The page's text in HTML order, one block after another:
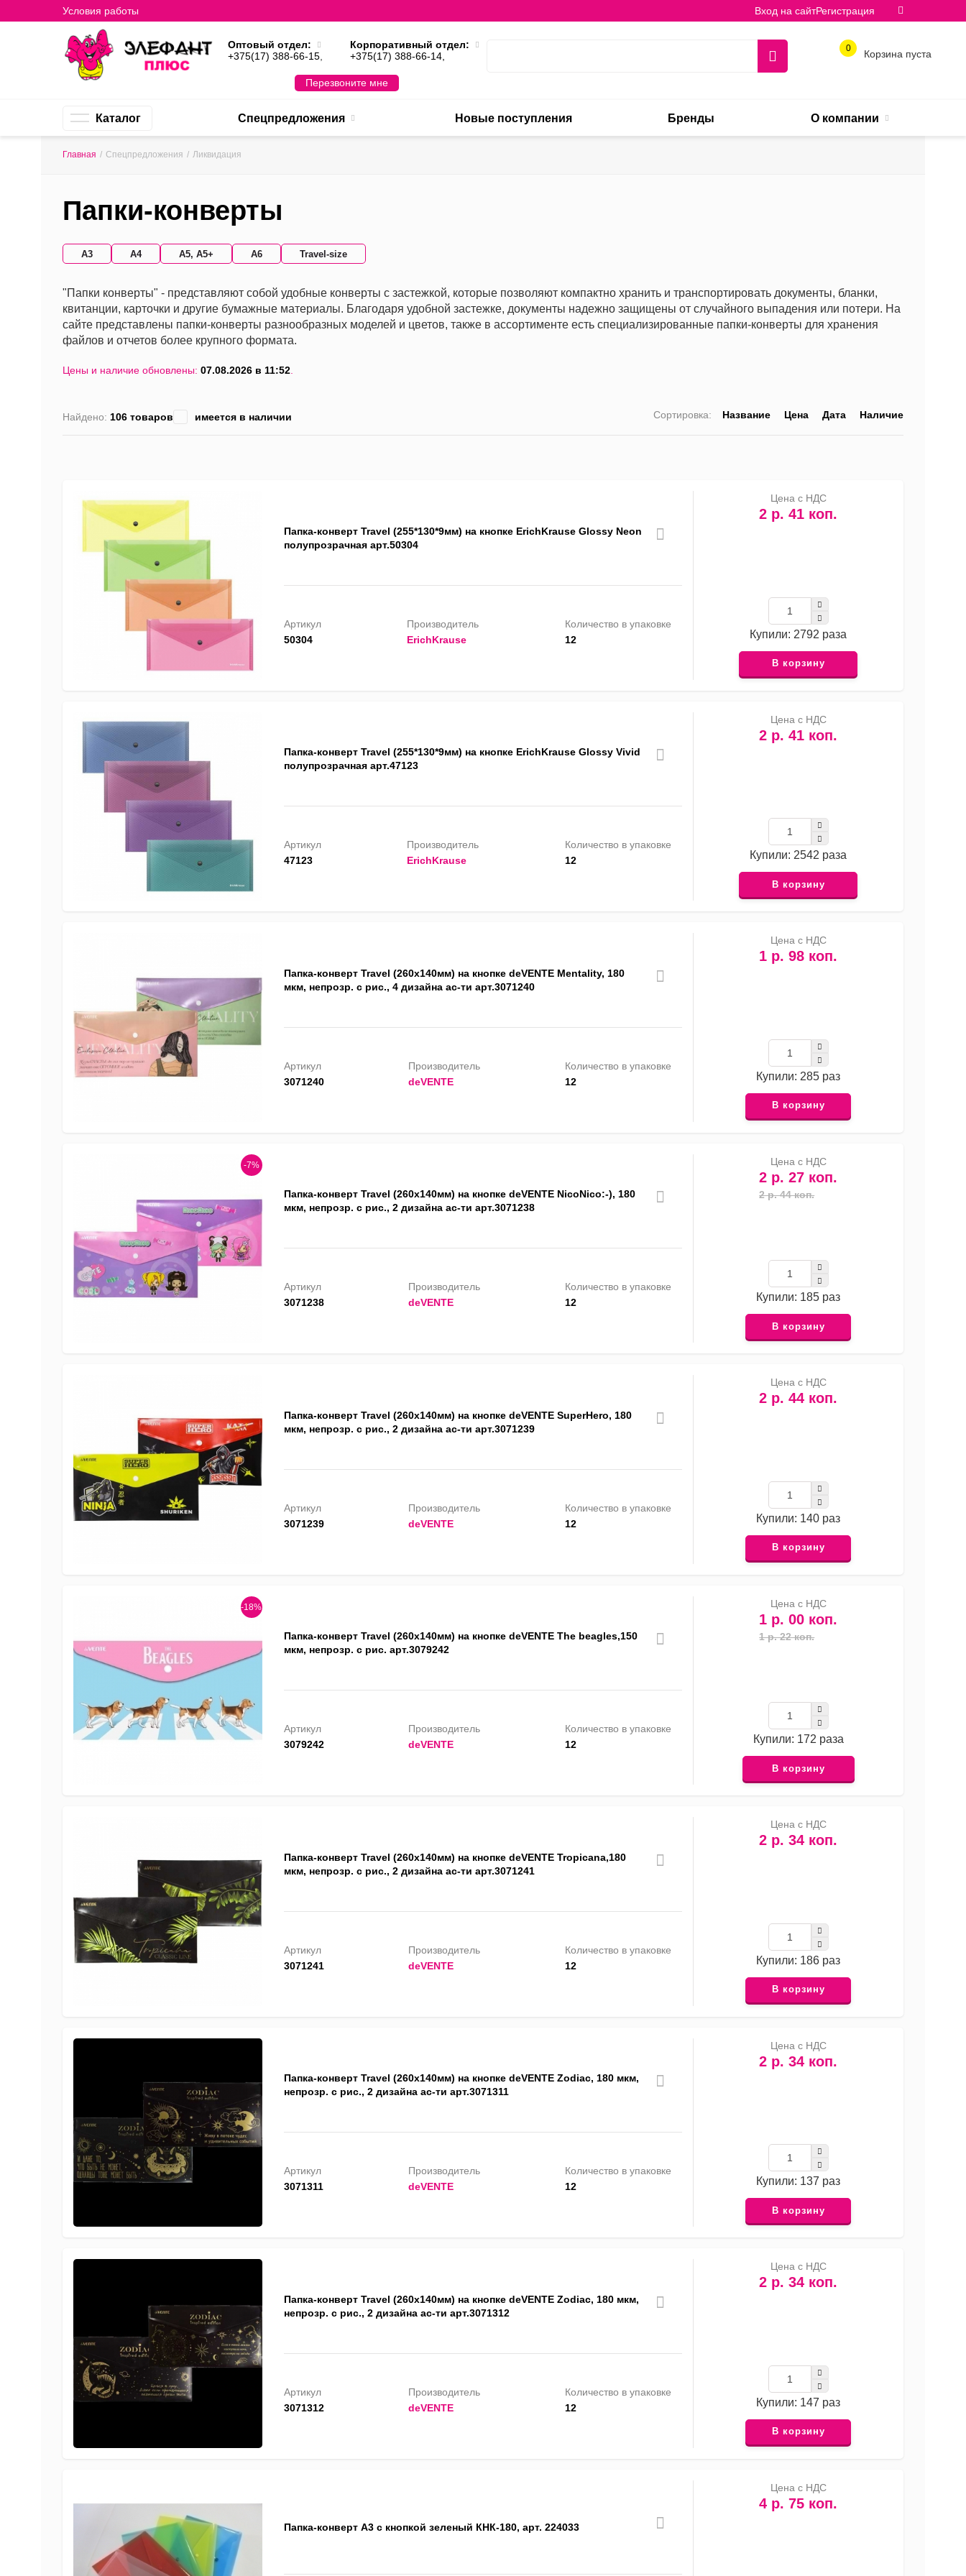
Условия работы Вход на сайтРегистрация
0 Корзина пуста
Оптовый отдел:
+375(17) 388-66-15,
Корпоративный отдел:
+375(17) 388-66-14,
Перезвоните мне
Каталог Спецпредложения Новые поступления Бренды О компании
Главная / Спецпредложения / Ликвидация
Папки-конверты
А3 А4 А5, А5+ А6 Travel-size
"Папки конверты" - представляют собой удобные конверты с застежкой, которые позволяют компактно хранить и транспортировать документы, бланки,
квитанции, карточки и другие бумажные материалы. Благодаря удобной застежке, документы надежно защищены от случайного выпадения или потери. На
сайте представлены папки-конверты разнообразных моделей и цветов, также в ассортименте есть специализированные папки-конверты для хранения
файлов и отчетов более крупного формата.
Цены и наличие обновлены: 07.08.2026 в 11:52.
Найдено: 106 товаров имеется в наличии Сортировка: Название Цена Дата Наличие
Папка-конверт Travel (255*130*9мм) на кнопке ErichKrause Glossy Neon
полупрозрачная арт.50304
Артикул
50304
Производитель
ErichKrause
Количество в упаковке
12
Цена с НДС
2 р. 41 коп.
Купили: 2792 раза
В корзину
Папка-конверт Travel (255*130*9мм) на кнопке ErichKrause Glossy Vivid
полупрозрачная арт.47123
Артикул
47123
Производитель
ErichKrause
Количество в упаковке
12
Цена с НДС
2 р. 41 коп.
Купили: 2542 раза
В корзину
Папка-конверт Travel (260x140мм) на кнопке deVENTE Mentality, 180
мкм, непрозр. с рис., 4 дизайна ас-ти арт.3071240
Артикул
3071240
Производитель
deVENTE
Количество в упаковке
12
Цена с НДС
1 р. 98 коп.
Купили: 285 раз
В корзину
-7%
Папка-конверт Travel (260x140мм) на кнопке deVENTE NicoNico:-), 180
мкм, непрозр. с рис., 2 дизайна ас-ти арт.3071238
Артикул
3071238
Производитель
deVENTE
Количество в упаковке
12
Цена с НДС
2 р. 27 коп.
2 р. 44 коп.
Купили: 185 раз
В корзину
Папка-конверт Travel (260x140мм) на кнопке deVENTE SuperHero, 180
мкм, непрозр. с рис., 2 дизайна ас-ти арт.3071239
Артикул
3071239
Производитель
deVENTE
Количество в упаковке
12
Цена с НДС
2 р. 44 коп.
Купили: 140 раз
В корзину
-18%
Папка-конверт Travel (260x140мм) на кнопке deVENTE The beagles,150
мкм, непрозр. с рис. арт.3079242
Артикул
3079242
Производитель
deVENTE
Количество в упаковке
12
Цена с НДС
1 р. 00 коп.
1 р. 22 коп.
Купили: 172 раза
В корзину
Папка-конверт Travel (260x140мм) на кнопке deVENTE Tropicana,180
мкм, непрозр. с рис., 2 дизайна ас-ти арт.3071241
Артикул
3071241
Производитель
deVENTE
Количество в упаковке
12
Цена с НДС
2 р. 34 коп.
Купили: 186 раз
В корзину
Папка-конверт Travel (260x140мм) на кнопке deVENTE Zodiac, 180 мкм,
непрозр. с рис., 2 дизайна ас-ти арт.3071311
Артикул
3071311
Производитель
deVENTE
Количество в упаковке
12
Цена с НДС
2 р. 34 коп.
Купили: 137 раз
В корзину
Папка-конверт Travel (260x140мм) на кнопке deVENTE Zodiac, 180 мкм,
непрозр. с рис., 2 дизайна ас-ти арт.3071312
Артикул
3071312
Производитель
deVENTE
Количество в упаковке
12
Цена с НДС
2 р. 34 коп.
Купили: 147 раз
В корзину
Папка-конверт А3 с кнопкой зеленый КНК-180, арт. 224033
Цена с НДС
4 р. 75 коп.